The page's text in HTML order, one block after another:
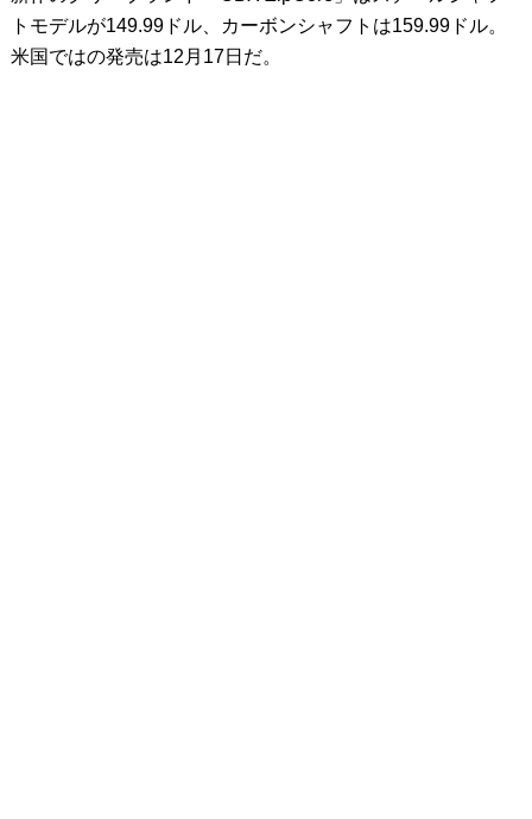
トモデルが149.99ドル、カーボンシャフトは159.99ドル。
米国ではの発売は12月17日だ。